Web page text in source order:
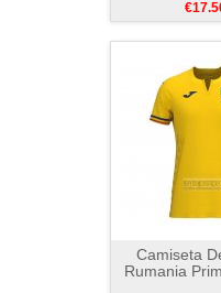
Camiseta
Rumania